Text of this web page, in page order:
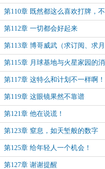
所啊！
第110章 既然都这么喜欢打牌，不
如……
第112章 一切都会好起来
第113章 博哥威武（求订阅、求月
票）
第115章 月球基地与火星家园的消
息
第117章 这特么和计划不一样啊！
（求订阅，求月票）
第119章 这眼镜果然不靠谱
第121章 他在说谎！
第123章 窒息，如天堑般的数字
（为盟主“王二表”加更2/4）
第125章 给年轻人一个机会！
第127章 谢谢提醒